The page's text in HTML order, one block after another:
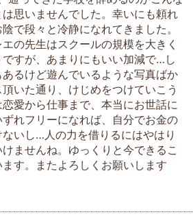
思いませんでした。幸いにも頼れ
で段々と冷静になれてきました。
の先生はスクールの規模を大きく
すが、あまりにもいい加減で…し
るけど遊んでいるような写真ばか
いた通り、けじめをつけていこう
愛から仕事まで、本当にお世話に
れフリーになれば、自分でお金の
いし…人の力を借りるにはやはり
ませんね。ゆっくりと今できるこ
す。またよろしくお願いします